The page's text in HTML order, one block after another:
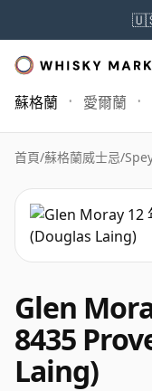
蘇格蘭 愛爾蘭
首頁/蘇格蘭威士忌/
Glen
8435
Laing)